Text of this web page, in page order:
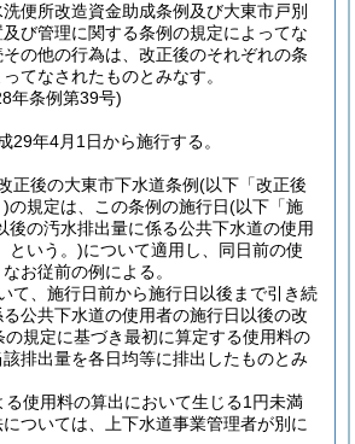
便所改造資金助成条例及び大東市戸別
び管理に関する条例の規定によってな
の他の行為は、改正後のそれぞれの条
てなされたものとみなす。
年条例第39号)
29年4月1日から施行する。
正後の大東市下水道条例(以下「改正後
)の規定は、この条例の施行日(以下「施
後の汚水排出量に係る公共下水道の使用
という。)について適用し、同日前の使
お従前の例による。
て、施行日前から施行日以後まで引き続
公共下水道の使用者の施行日以後の改
規定に基づき最初に算定する使用料の
排出量を各日均等に排出したものとみ
る使用料の算出において生じる1円未満
ついては、上下水道事業管理者が別に